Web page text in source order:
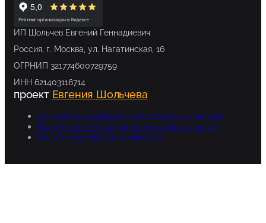
ИП Шольчев Евгений Геннадиевич
Россия, г. Москва, ул. Нагатинская, 16
ОГРНИП 321774600729759
ИНН 621403116714
проект Евгения Шольчева
Согласие на обработку персональных данных
Политика в отношении персональных данных
Политика конфиденциальности